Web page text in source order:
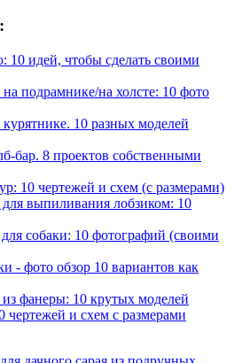
10 идей, чтобы сделать своими
подрамнике/на холсте: 10 фото
10 разных моделей
бар. 8 проектов собственными
10 чертежей и схем (с размерами)
выпиливания лобзиком: 10
собаки: 10 фотографий (своими
- фото обзор 10 вариантов как
из фанеры: 10 крутых моделей
чертежей и схем с размерами